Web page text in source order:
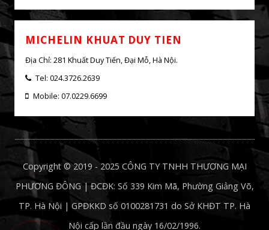
MICHELIN NGUYEN CHI THANH
Address: 31 Nguyen Chi Thanh, Giang Vo, Hanoi
Tel: 024.3846.0723
Mobile: 08.2608.6688 - Ms. Trang
MICHELIN KHUAT DUY TIEN
Địa Chỉ: 281 Khuất Duy Tiến, Đại Mỗ, Hà Nội.
Tel: 024.3726.2639
Mobile: 07.0229.6699
Copyright © 2019 - 2025 CÔNG TY TNHH THƯƠNG MẠI